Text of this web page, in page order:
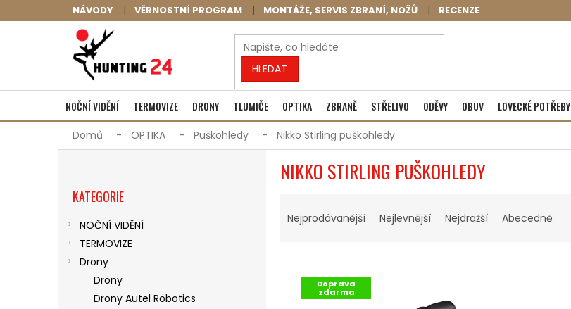
na
NÁVODY VĚRNOSTNÍ PROGRAM MONTÁŽE, SERVIS ZBRANÍ, NOŽŮ RECENZE
HLEDAT
NÁKUPNÍ
KOŠÍK
Prázdný košík
NOČNÍ VIDĚNÍ TERMOVIZE DRONY TLUMIČE OPTIKA ZBRANĚ STŘELIVO ODĚVY OBUV LOVECKÉ POTŘEBY
Domů OPTIKA Puškohledy Nikko Stirling puškohledy
P
kategorie
KATEGORIE
NOČNÍ VIDĚNÍ
TERMOVIZE
Drony
Drony
Drony Autel Robotics
NIKKO STIRLING PUŠKOHLEDY
Nejprodávanější Nejlevnější Nejdražší Abecedně
Doprava
zdarma